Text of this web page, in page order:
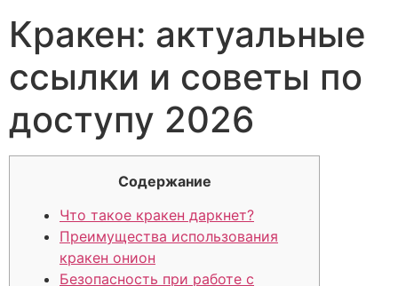
Кракен: актуальные
ссылки и советы по
доступу 2026
Содержание
Что такое кракен даркнет?
Преимущества использования
кракен онион
Безопасность при работе с